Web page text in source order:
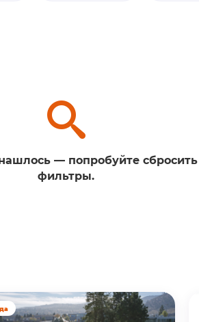
— попробуйте сбросить
фильтры.